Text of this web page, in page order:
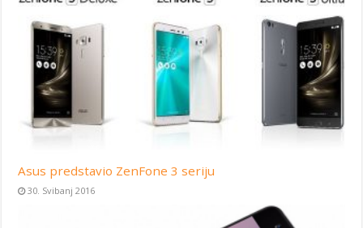
Asus predstavio ZenFone 3 seriju
30. Svibanj 2016